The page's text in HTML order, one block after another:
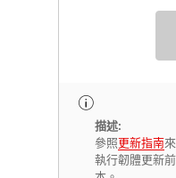
描述:
參照更新指南
執行韌體更新